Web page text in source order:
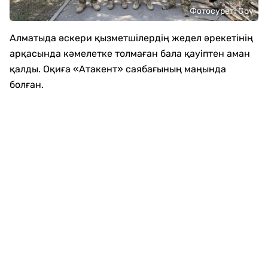
Фотосурет: Gov
Алматыда әскери қызметшілердің жедел әрекетінің
арқасында кәмелетке толмаған бала қауіптен аман
қалды. Оқиға «Атакент» саябағының маңында
болған.